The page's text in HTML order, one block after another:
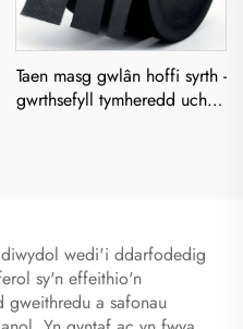
Taen masg gwlân hoffi syrth -
gwrthsefyll tymheredd uchel,
wedi'i ddarfodedig
sy'n effeithio'n
a safonau